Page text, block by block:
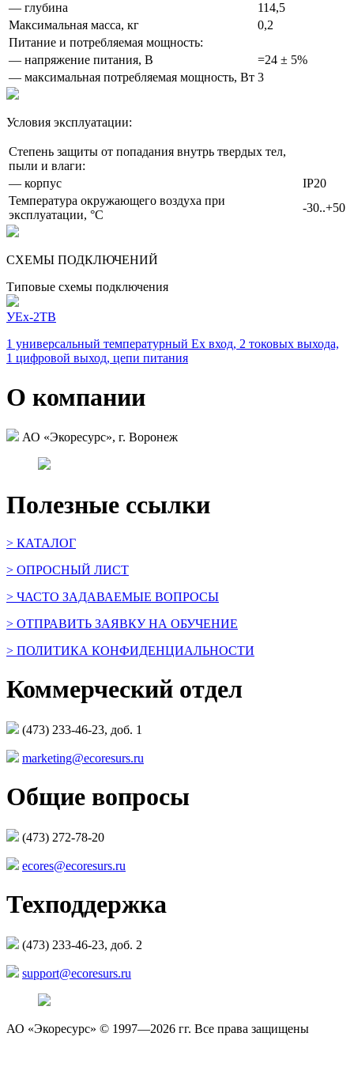
— глубина
114,5
Максимальная масса, кг
0,2
Питание и потребляемая мощность:
— напряжение питания, В
=24 ± 5%
— максимальная потребляемая мощность, Вт 3
Условия эксплуатации:
Степень защиты от попадания внутрь твердых тел,
пыли и влаги:
— корпус
IP20
Температура окружающего воздуха при
эксплуатации, °С
-30..+50
СХЕМЫ ПОДКЛЮЧЕНИЙ
Типовые схемы подключения
УЕх-2ТВ
1 универсальный температурный Ex вход, 2 токовых выхода,
1 цифровой выход, цепи питания
О компании
АО «Экоресурс», г. Воронеж
Полезные ссылки
> КАТАЛОГ
> ОПРОСНЫЙ ЛИСТ
> ЧАСТО ЗАДАВАЕМЫЕ ВОПРОСЫ
> ОТПРАВИТЬ ЗАЯВКУ НА ОБУЧЕНИЕ
> ПОЛИТИКА КОНФИДЕНЦИАЛЬНОСТИ
Коммерческий отдел
(473) 233-46-23, доб. 1
marketing@ecoresurs.ru
Общие вопросы
(473) 272-78-20
ecores@ecoresurs.ru
Техподдержка
(473) 233-46-23, доб. 2
support@ecoresurs.ru
АО «Экоресурс» © 1997—2026 гг. Все права защищены